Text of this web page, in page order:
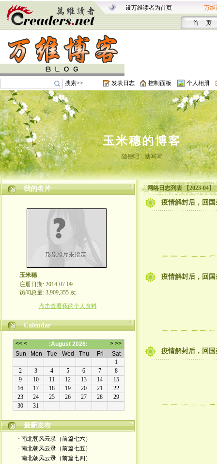
设万维读者为首页 万维
首 页
搜索>> 发表日志 控制面板 个人相册
玉米穗的博客
随便吧，瞎写写
我的名片
玉米穗
注册日期: 2014-07-09
访问总量: 3,909,355 次
点击查看我的个人资料
Calendar
最新发布
· 南北朝风云录（前篇七六）
· 南北朝风云录（前篇七五）
· 南北朝风云录（前篇七四）
网络日志列表 【2023-04】
疫情解封后，回
疫情解封后，回
疫情解封后，回